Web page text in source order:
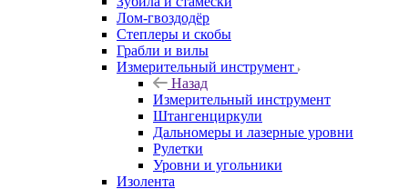
Лом-гвоздодёр
Степлеры и скобы
Грабли и вилы
Измерительный инструмент
Назад
Измерительный инструмент
Штангенциркули
Дальномеры и лазерные уровни
Рулетки
Уровни и угольники
Изолента